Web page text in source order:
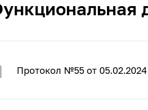
Протокол №55 от 05.02.2024